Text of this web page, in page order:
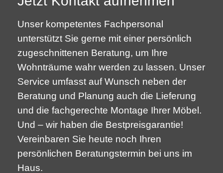
Unser kompetentes Fachpersonal
unterstützt Sie gerne mit einer persönlich
zugeschnittenen Beratung, um Ihre
Wohnträume wahr werden zu lassen. Unser
Service umfasst auf Wunsch neben der
Beratung und Planung auch die Lieferung
und die fachgerechte Montage Ihrer Möbel.
Und – wir haben die Bestpreisgarantie!
Vereinbaren Sie heute noch Ihren
persönlichen Beratungstermin bei uns im
Haus.